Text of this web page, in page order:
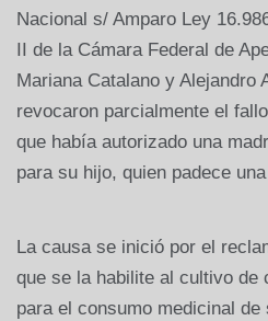
Nacional s/ Amparo Ley
II de la Cámara Federal de
Mariana Catalano y Alejandro
revocaron parcialmente el
que había autorizado una
para su hijo, quien padece
La causa se inició por el
que se la habilite al cultivo de
para el consumo medicinal